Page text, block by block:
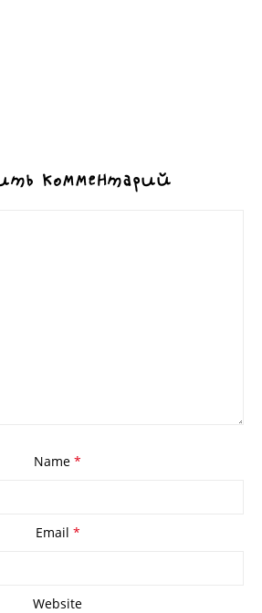
комментарий
Name *
Email *
Website